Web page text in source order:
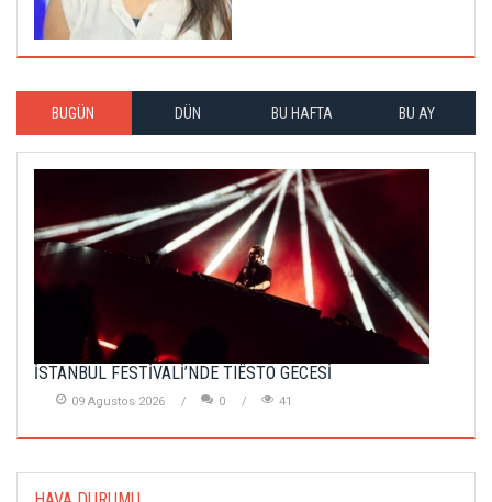
BUGÜN DÜN BU HAFTA BU AY
İSTANBUL FESTİVALİ’NDE TIËSTO GECESİ
09 Agustos 2026 0 41